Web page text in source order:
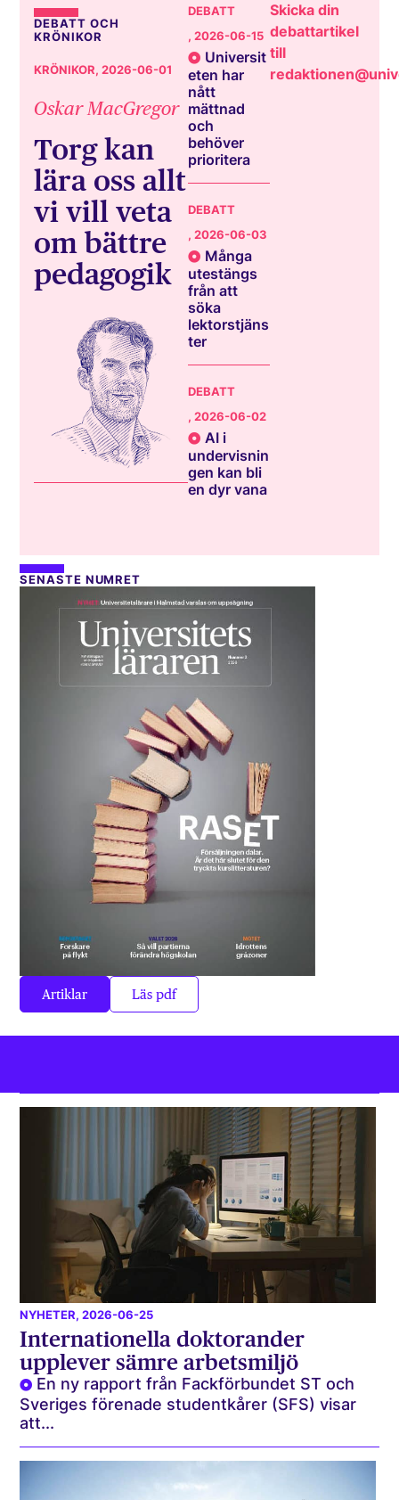
DEBATT OCH
KRÖNIKOR
KRÖNIKOR, 2026-06-01
Oskar MacGregor
Torg kan
lära oss allt
vi vill veta
om bättre
pedagogik
DEBATT
, 2026-06-15
Universit
eten har
nått
mättnad
och
behöver
prioritera
DEBATT
, 2026-06-03
Många
utestängs
från att
söka
lektorstjäns
ter
DEBATT
, 2026-06-02
AI i
undervisnin
gen kan bli
en dyr vana
Skicka din
debattartikel
till
SENASTE NUMRET
Artiklar Läs pdf
NYHETER, 2026-06-25
Internationella doktorander
upplever sämre arbetsmiljö
En ny rapport från Fackförbundet ST och
Sveriges förenade studentkårer (SFS) visar
att...